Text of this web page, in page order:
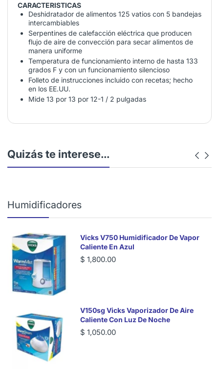
CARACTERISTICAS
Deshidratador de alimentos 125 vatios con 5 bandejas
intercambiables
Serpentines de calefacción eléctrica que producen
flujo de aire de convección para secar alimentos de
manera uniforme
Temperatura de funcionamiento interno de hasta 133
grados F y con un funcionamiento silencioso
Folleto de instrucciones incluido con recetas; hecho
en los EE.UU.
Mide 13 por 13 por 12-1 / 2 pulgadas
Quizás te interese...
Humidificadores
Vicks V750 Humidificador De Vapor
Caliente En Azul
$ 1,800.00
V150sg Vicks Vaporizador De Aire
Caliente Con Luz De Noche
$ 1,050.00